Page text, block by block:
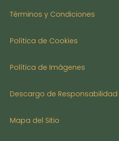
Términos y Condiciones
Política de Cookies
Política de Imágenes
Descargo de Responsabilidad
Mapa del Sitio